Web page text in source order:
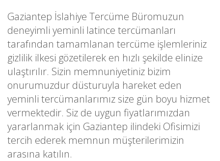
Gaziantep İslahiye Tercüme Büromuzun
deneyimli yeminli latince tercümanları
tarafından tamamlanan tercüme işlemleriniz
gizlilik ilkesi gözetilerek en hızlı şekilde elinize
ulaştırılır. Sizin memnuniyetiniz bizim
onurumuzdur düsturuyla hareket eden
yeminli tercümanlarımız size gün boyu hizmet
vermektedir. Siz de uygun fiyatlarımızdan
yararlanmak için Gaziantep ilindeki Ofisimizi
tercih ederek memnun müşterilerimizin
arasına katılın.